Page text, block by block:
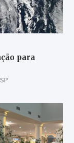
para